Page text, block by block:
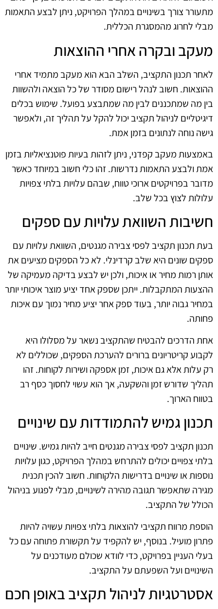
מתעורר צורך בשינויים במהלך הפרויקט, ניתן לבצע התאמות
מבלי לחרוג מהמסגרת הכללית.
מעקב ובקרה אחרי ההוצאות
לאחר תכנון התקציב, השלב הבא הוא מעקב מתמיד אחרי
ההוצאות. חשוב לנהל רישום מסודר של כל הוצאה ולהשוות
בין מה שמתכננים לבין מה שמתבצע בפועל. שימוש בכלים
דיגיטליים לניהול תקציב יכול להקל על תהליך זה, ולאפשר
גישה נוחה לנתונים בזמן אמת.
באמצעות מעקב קפדני, ניתן לזהות בעיות פוטנציאליות בזמן
אמת ולבצע התאמות נדרשות. זהו כלי חשוב במיוחד כאשר
מדובר בפרויקטים ארוכי טווח, שבהם עלויות בלתי צפויות
עלולות לצוץ בכל שלב.
חשיבות השוואת עלויות עם ספקים
בעת תכנון תקציב לפסי צבירה מגנטים, השוואת עלויות עם
ספקים שונים היא שלב קרדינלי. לא כל הספקים מציעים את
אותן רמות מחיר או איכות, ולכן יש לבצע בדיקה מעמיקה של
ההצעות המתקבלות. ייתכן שספק אחד יציע מוצר איכותי יותר
במחיר גבוה יותר, בעוד ספק אחר יציע מחיר נמוך עם איכות
פחותה.
אחת הדרכים להבטיח שהתקציב נשאר על מסלולו היא
לקבוע קריטריונים ברורים להערכת הספקים, שכוללים לא
רק עלות אלא גם איכות, זמן אספקה ושירות לקוחות. זהו
תהליך שדורש זמן והשקעה, אך הוא עשוי לחסוך כסף רב
בטווח הארוך.
תכנון גמיש להתמודדות עם שינויים
תכנון תקציב לפסי צבירה מגנטים חייב להיות גמיש. שינויים
בלתי צפויים יכולים להתרחש במהלך הפרויקט, כגון עלויות
נוספות או שינויים בדרישות הלקוחות. חשוב להכין תכנית
מגירה שתאפשר תגובה מהירה לשינויים, מבלי לפגוע בניהול
הכולל של התקציב.
הוספת מרווח תקציבי להוצאות בלתי צפויות עשויה להיות
פתרון מועיל. בנוסף, יש להקפיד על תקשורת פתוחה עם כל
בעלי העניין בפרויקט, כדי לוודא שכולם מעודכנים על
השינויים ועל השפעתם על התקציב.
אסטרטגיות לניהול תקציב באופן חכם